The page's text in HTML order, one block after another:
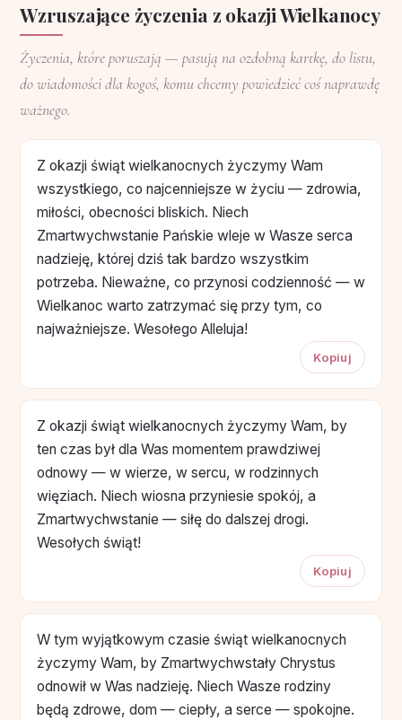
Wzruszające życzenia z okazji Wielkanocy
Życzenia, które poruszają — pasują na ozdobną kartkę, do listu,
do wiadomości dla kogoś, komu chcemy powiedzieć coś naprawdę
ważnego.
Z okazji świąt wielkanocnych życzymy Wam
wszystkiego, co najcenniejsze w życiu — zdrowia,
miłości, obecności bliskich. Niech
Zmartwychwstanie Pańskie wleje w Wasze serca
nadzieję, której dziś tak bardzo wszystkim
potrzeba. Nieważne, co przynosi codzienność — w
Wielkanoc warto zatrzymać się przy tym, co
najważniejsze. Wesołego Alleluja!
Kopiuj
Z okazji świąt wielkanocnych życzymy Wam, by
ten czas był dla Was momentem prawdziwej
odnowy — w wierze, w sercu, w rodzinnych
więziach. Niech wiosna przyniesie spokój, a
Zmartwychwstanie — siłę do dalszej drogi.
Wesołych świąt!
Kopiuj
W tym wyjątkowym czasie świąt wielkanocnych
życzymy Wam, by Zmartwychwstały Chrystus
odnowił w Was nadzieję. Niech Wasze rodziny
będą zdrowe, dom — ciepły, a serce — spokojne.